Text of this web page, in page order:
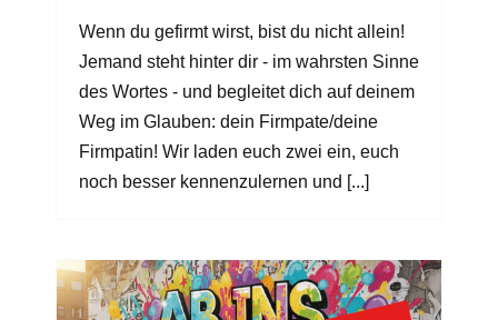
Wenn du gefirmt wirst, bist du nicht allein!
Jemand steht hinter dir - im wahrsten Sinne
des Wortes - und begleitet dich auf deinem
Weg im Glauben: dein Firmpate/deine
Firmpatin! Wir laden euch zwei ein, euch
noch besser kennenzulernen und [...]